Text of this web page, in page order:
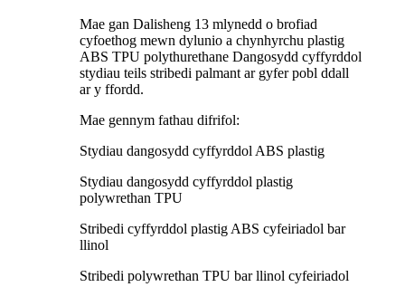
Mae gan Dalisheng 13 mlynedd o brofiad
cyfoethog mewn dylunio a chynhyrchu plastig
ABS TPU polythurethane Dangosydd cyffyrddol
stydiau teils stribedi palmant ar gyfer pobl ddall
ar y ffordd.
Mae gennym fathau difrifol:
Stydiau dangosydd cyffyrddol ABS plastig
Stydiau dangosydd cyffyrddol plastig
polywrethan TPU
Stribedi cyffyrddol plastig ABS cyfeiriadol bar
llinol
Stribedi polywrethan TPU bar llinol cyfeiriadol